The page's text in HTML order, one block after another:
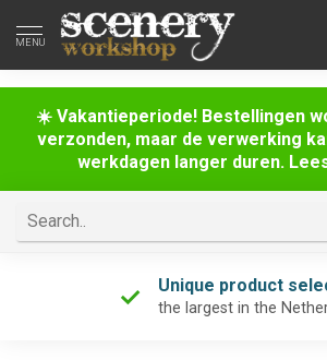
☀️ Vakantieperiode! Bestellingen
verzonden, maar de verwerking
werkdagen langer duren.
MENU
Unique product
the largest in the